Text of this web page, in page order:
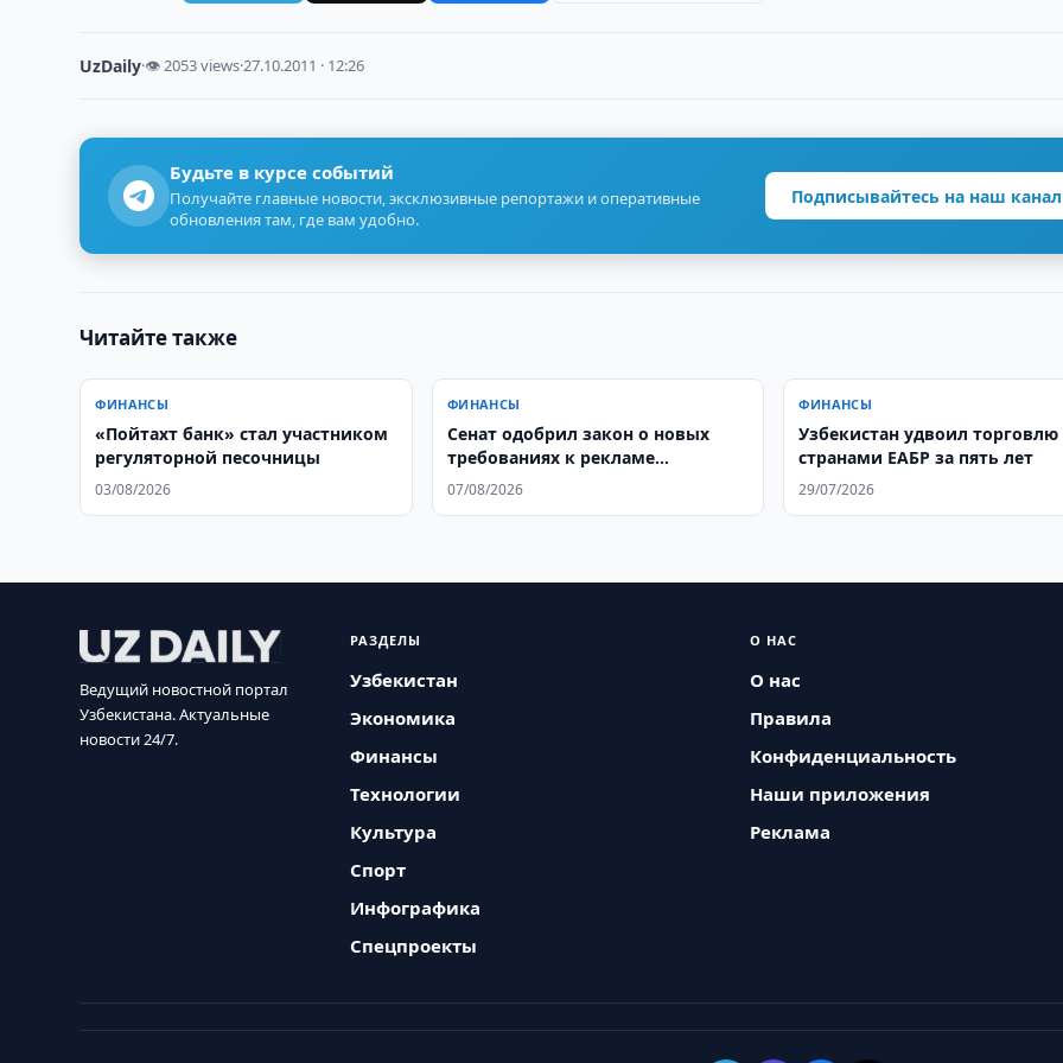
UzDaily·👁 2053 views·27.10.2011 · 12:26
Будьте в курсе событий
Получайте главные новости, эксклюзивные репортажи и оперативные
обновления там, где вам удобно.
Подписывайтесь на наш канал
Читайте также
ФИНАНСЫ
«Пойтахт банк» стал участником
регуляторной песочницы
03/08/2026
ФИНАНСЫ
Сенат одобрил закон о новых
требованиях к рекламе
финансовых услуг
07/08/2026
ФИНАНСЫ
Узбекистан удвоил торговлю
странами ЕАБР за пять лет
29/07/2026
Ведущий новостной портал
Узбекистана. Актуальные
новости 24/7.
РАЗДЕЛЫ
Узбекистан
Экономика
Финансы
Технологии
Культура
Спорт
Инфографика
Спецпроекты
О НАС
О нас
Правила
Конфиденциальность
Наши приложения
Реклама